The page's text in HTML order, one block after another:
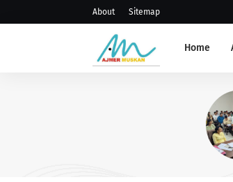
About Sitemap
Home
संभाग स्तरीय
संगोष्ठी